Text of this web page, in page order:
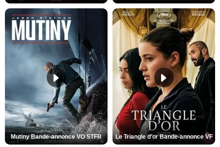
Mutiny Bande-annonce VO STFR Le Triangle d'or Bande-annonce VF